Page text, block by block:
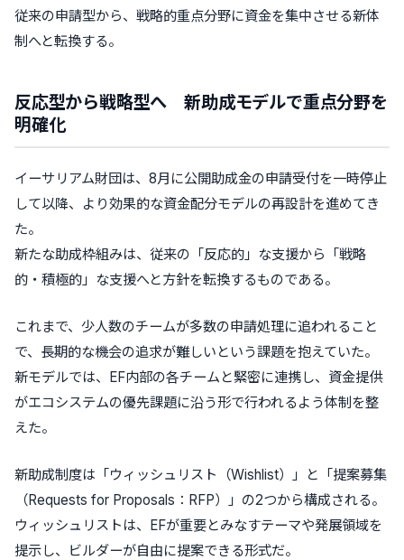
従来の申請型から、戦略的重点分野に資金を集中させる新体
制へと転換する。
反応型から戦略型へ 新助成モデルで重点分野を
明確化
イーサリアム財団は、8月に公開助成金の申請受付を一時停止
して以降、より効果的な資金配分モデルの再設計を進めてき
た。
新たな助成枠組みは、従来の「反応的」な支援から「戦略
的・積極的」な支援へと方針を転換するものである。
これまで、少人数のチームが多数の申請処理に追われること
で、長期的な機会の追求が難しいという課題を抱えていた。
新モデルでは、EF内部の各チームと緊密に連携し、資金提供
がエコシステムの優先課題に沿う形で行われるよう体制を整
えた。
新助成制度は「ウィッシュリスト（Wishlist）」と「提案募集
（Requests for Proposals：RFP）」の2つから構成される。
ウィッシュリストは、EFが重要とみなすテーマや発展領域を
提示し、ビルダーが自由に提案できる形式だ。